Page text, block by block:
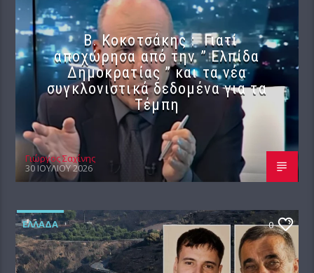
Β. Κοκοτσάκης : Γιατί
αποχώρησα από την ” Ελπίδα
Δημοκρατίας ” και τα νέα
συγκλονιστικά δεδομένα για τα
Τέμπη
Γιώργος Σαχίνης
30 ΙΟΥΛΊΟΥ 2026
ΕΛΛΆΔΑ 0